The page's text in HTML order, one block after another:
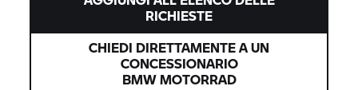
RICHIESTE
CHIEDI DIRETTAMENTE A UN
CONCESSIONARIO
BMW MOTORRAD